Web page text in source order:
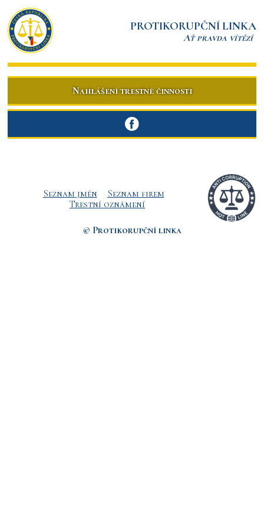
PROTIKORUPČNÍ LINKA
Ať pravda vítězí
Nahlášení trestné činnosti
Seznam jmén
Seznam firem
Trestní oznámení
© Protikorupční linka